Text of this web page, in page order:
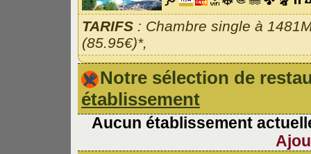
TARIFS : Chambre single à
(85.95€)*,
Notre sélection de
établissement
Aucun établissement